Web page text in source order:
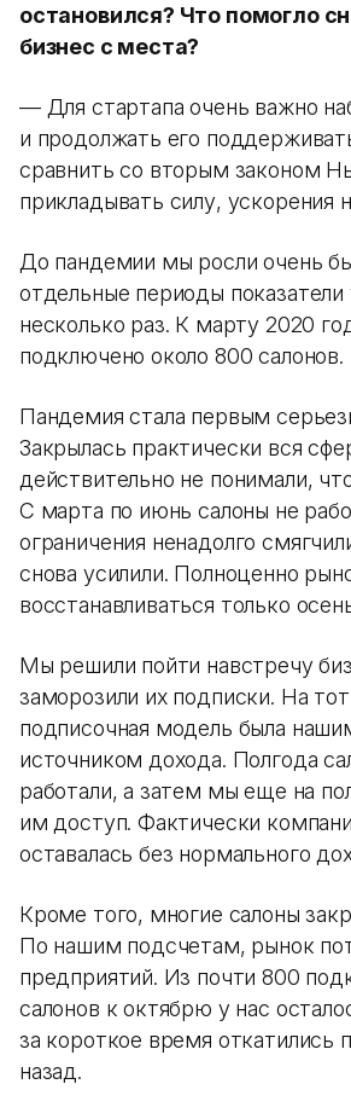
остановился? Что помогло
бизнес с места?
— Для стартапа очень важно
и продолжать его
сравнить со вторым законом
прикладывать силу, ускорения
До пандемии мы росли очень
отдельные периоды показатели
несколько раз. К марту 2020
подключено около 800 салонов.
Пандемия стала первым
Закрылась практически вся
действительно не понимали,
С марта по июнь салоны не
ограничения ненадолго
снова усилили. Полноценно
восстанавливаться только
Мы решили пойти навстречу
заморозили их подписки. На
подписочная модель была
источником дохода. Полгода
работали, а затем мы еще на
им доступ. Фактически
оставалась без нормального
Кроме того, многие салоны
По нашим подсчетам, рынок
предприятий. Из почти 800
салонов к октябрю у нас
за короткое время откатились
назад.